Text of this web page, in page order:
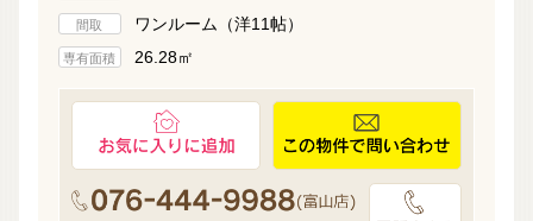
間取 ワンルーム（洋11帖）
専有面積 26.28㎡